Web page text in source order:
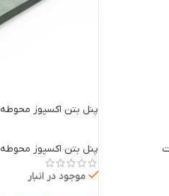
پنل بتن اکسپوز محوطه 35*125
پنل بتن اکسپوز محوطه
موجود در انبار